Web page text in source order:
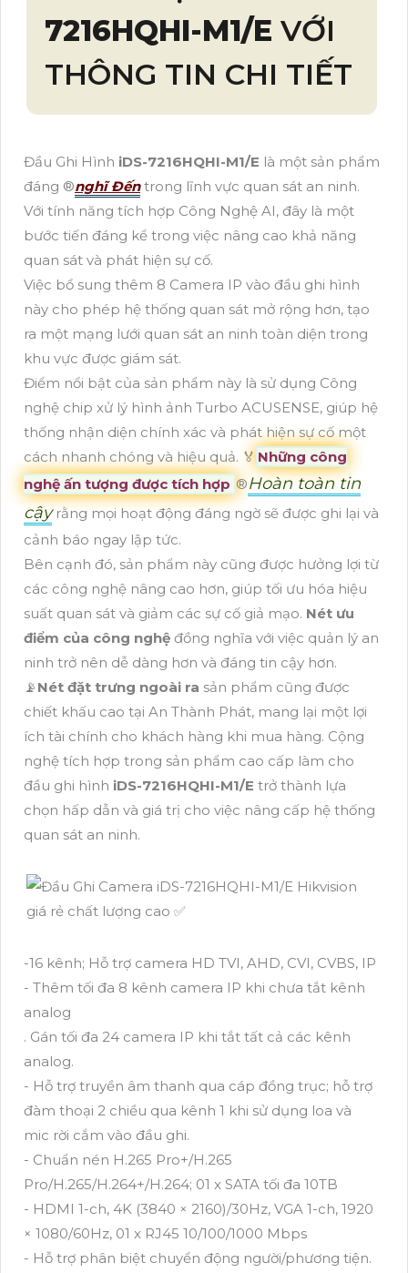
7216HQHI-M1/E VỚI
THÔNG TIN CHI TIẾT
Đầu Ghi Hình iDS-7216HQHI-M1/E là một sản phẩm
đáng ®️nghĩ Đếntrong lĩnh vực quan sát an ninh.
Với tính năng tích hợp Công Nghệ AI, đây là một
bước tiến đáng kể trong việc nâng cao khả năng
quan sát và phát hiện sự cố.
Việc bổ sung thêm 8 Camera IP vào đầu ghi hình
này cho phép hệ thống quan sát mở rộng hơn, tạo
ra một mạng lưới quan sát an ninh toàn diện trong
khu vực được giám sát.
Điểm nổi bật của sản phẩm này là sử dụng Công
nghệ chip xử lý hình ảnh Turbo ACUSENSE, giúp hệ
thống nhận diện chính xác và phát hiện sự cố một
cách nhanh chóng và hiệu quả. ️🏅️ Những công
nghệ ấn tượng được tích hợp ®️Hoàn toàn tin
cậyrằng mọi hoạt động đáng ngờ sẽ được ghi lại và
cảnh báo ngay lập tức.
Bên cạnh đó, sản phẩm này cũng được hưởng lợi từ
các công nghệ nâng cao hơn, giúp tối ưu hóa hiệu
suất quan sát và giảm các sự cố giả mạo. Nét ưu
điểm của công nghệ đồng nghĩa với việc quản lý an
ninh trở nên dễ dàng hơn và đáng tin cậy hơn.
📡 Nét đặt trưng ngoài ra sản phẩm cũng được
chiết khấu cao tại An Thành Phát, mang lại một lợi
ích tài chính cho khách hàng khi mua hàng. Cộng
nghệ tích hợp trong sản phẩm cao cấp làm cho
đầu ghi hình iDS-7216HQHI-M1/E trở thành lựa
chọn hấp dẫn và giá trị cho việc nâng cấp hệ thống
quan sát an ninh.
-16 kênh; Hỗ trợ camera HD TVI, AHD, CVI, CVBS, IP
- Thêm tối đa 8 kênh camera IP khi chưa tắt kênh
analog
. Gán tối đa 24 camera IP khi tắt tất cả các kênh
analog.
- Hỗ trợ truyền âm thanh qua cáp đồng trục; hỗ trợ
đàm thoại 2 chiều qua kênh 1 khi sử dụng loa và
mic rời cắm vào đầu ghi.
- Chuẩn nén H.265 Pro+/H.265
Pro/H.265/H.264+/H.264; 01 x SATA tối đa 10TB
- HDMI 1-ch, 4K (3840 × 2160)/30Hz, VGA 1-ch, 1920
× 1080/60Hz, 01 x RJ45 10/100/1000 Mbps
- Hỗ trợ phân biệt chuyển động người/phương tiện.